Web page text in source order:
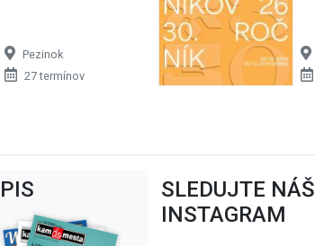
Pezinok
27 termínov
SLEDUJTE NÁŠ
INSTAGRAM